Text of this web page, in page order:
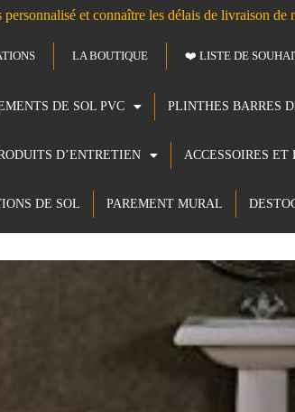
et connaître les délais de livraison de
LA BOUTIQUE ❤️ LISTE DE
DE SOL PVC PLINTHES BARRES
D’ENTRETIEN ACCESSOIRES
DE SOL PAREMENT MURAL